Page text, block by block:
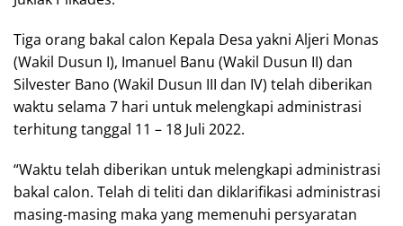
Tiga orang bakal calon Kepala Desa yakni Aljeri Monas
(Wakil Dusun I), Imanuel Banu (Wakil Dusun II) dan
Silvester Bano (Wakil Dusun III dan IV) telah diberikan
waktu selama 7 hari untuk melengkapi administrasi
terhitung tanggal 11 – 18 Juli 2022.
“Waktu telah diberikan untuk melengkapi administrasi
bakal calon. Telah di teliti dan diklarifikasi administrasi
masing-masing maka yang memenuhi persyaratan